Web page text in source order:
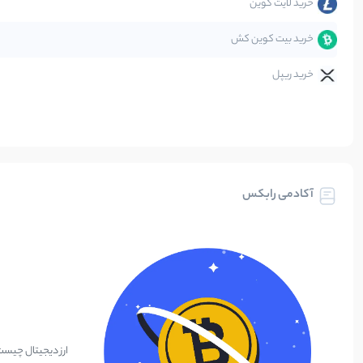
خرید لایت کوین
خرید بیت کوین کش
خرید ریپل
آکادمی رابکس
ارز دیجیتال